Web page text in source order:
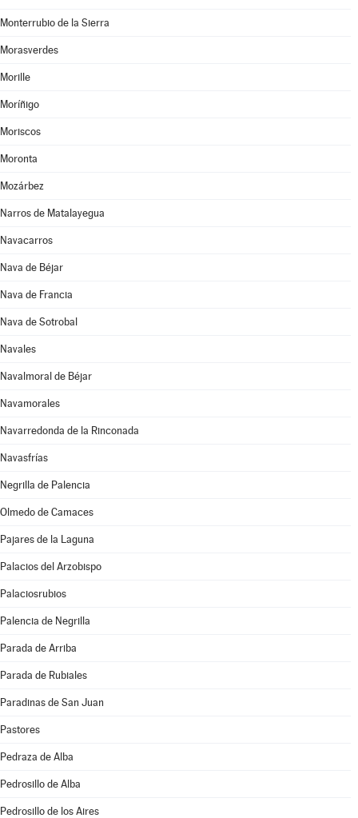
Monterrubio de la Sierra
Morasverdes
Morille
Moríñigo
Moriscos
Moronta
Mozárbez
Narros de Matalayegua
Navacarros
Nava de Béjar
Nava de Francia
Nava de Sotrobal
Navales
Navalmoral de Béjar
Navamorales
Navarredonda de la Rinconada
Navasfrías
Negrilla de Palencia
Olmedo de Camaces
Pajares de la Laguna
Palacios del Arzobispo
Palaciosrubios
Palencia de Negrilla
Parada de Arriba
Parada de Rubiales
Paradinas de San Juan
Pastores
Pedraza de Alba
Pedrosillo de Alba
Pedrosillo de los Aires